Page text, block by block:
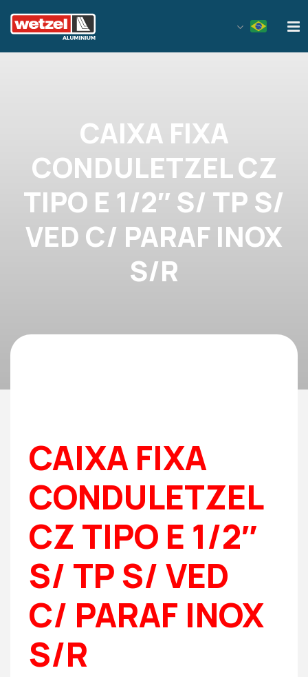
CAIXA FIXA
CONDULETZEL CZ
TIPO E 1/2″ S/ TP S/
VED C/ PARAF INOX
S/R
CAIXA FIXA
CONDULETZEL
CZ TIPO E 1/2″
S/ TP S/ VED
C/ PARAF INOX
S/R